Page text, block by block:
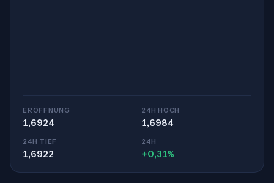
ERÖFFNUNG
1,6924
24H HOCH
1,6984
24H TIEF
1,6922
24H
+0,31%